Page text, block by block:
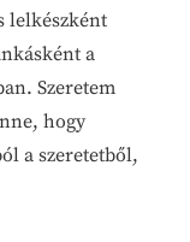
lelkészként
a
Szeretem
hogy
a szeretetből,